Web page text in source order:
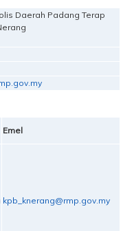
Daerah Padang Terap
Emel
kpb_knerang@rmp.gov.my